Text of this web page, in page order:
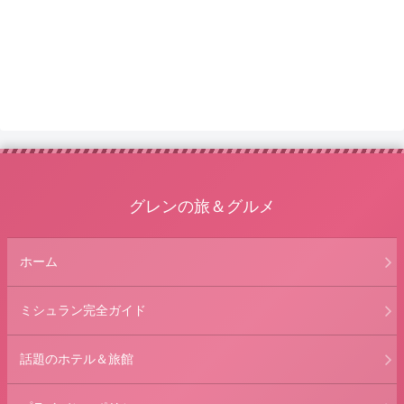
グレンの旅＆グルメ
ホーム
ミシュラン完全ガイド
話題のホテル＆旅館